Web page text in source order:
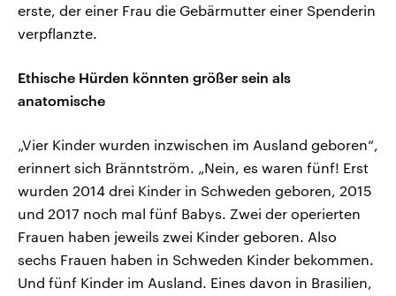
erste, der einer Frau die Gebärmutter einer Spenderin
verpflanzte.
Ethische Hürden könnten größer sein als
anatomische
„Vier Kinder wurden inzwischen im Ausland geboren“,
erinnert sich Bränntström. „Nein, es waren fünf! Erst
wurden 2014 drei Kinder in Schweden geboren, 2015
und 2017 noch mal fünf Babys. Zwei der operierten
Frauen haben jeweils zwei Kinder geboren. Also
sechs Frauen haben in Schweden Kinder bekommen.
Und fünf Kinder im Ausland. Eines davon in Brasilien,